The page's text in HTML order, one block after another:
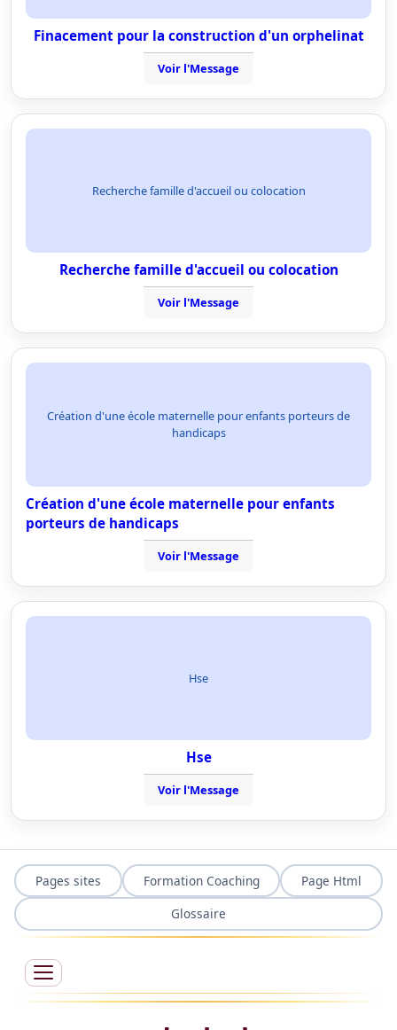
Finacement pour la construction d'un orphelinat
Voir l'Message
Recherche famille d'accueil ou colocation
Recherche famille d'accueil ou colocation
Voir l'Message
Création d'une école maternelle pour enfants porteurs de
handicaps
Création d'une école maternelle pour enfants
porteurs de handicaps
Voir l'Message
Hse
Hse
Voir l'Message
Pages sites Formation Coaching
Page Html
Glossaire